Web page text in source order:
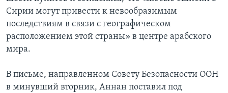
Сирии могут привести к невообразимым
последствиям в связи с географическом
расположением этой страны» в центре арабского
мира.
В письме, направленном Совету Безопасности ООН
в минувший вторник, Аннан поставил под